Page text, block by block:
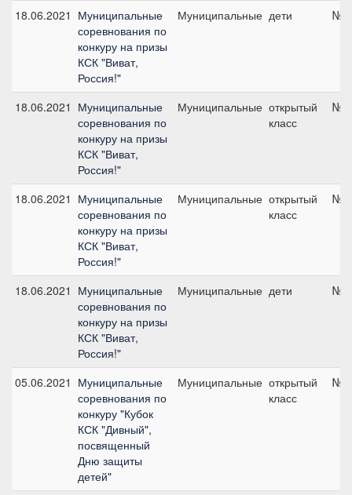
18.06.2021 Муниципальные
соревнования по
конкуру на призы
КСК "Виват,
Россия!"
Муниципальные дети
18.06.2021 Муниципальные
соревнования по
конкуру на призы
КСК "Виват,
Россия!"
Муниципальные открытый
класс
18.06.2021 Муниципальные
соревнования по
конкуру на призы
КСК "Виват,
Россия!"
Муниципальные открытый
класс
18.06.2021 Муниципальные
соревнования по
конкуру на призы
КСК "Виват,
Россия!"
Муниципальные дети
05.06.2021 Муниципальные
соревнования по
конкуру "Кубок
КСК "Дивный",
посвященный
Дню защиты
детей"
Муниципальные открытый
класс